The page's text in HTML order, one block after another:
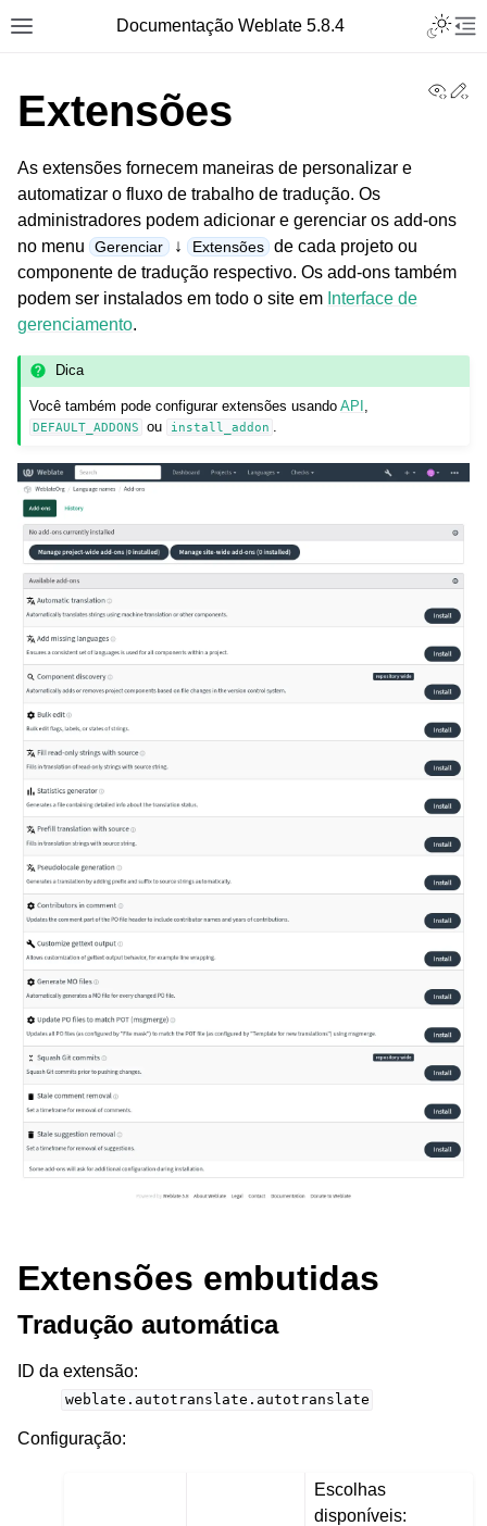
Toggle site navigation sidebar
Documentação Weblate 5.8.4 Toggle
navigation of Formatos de arquivos suportados
navigation of Instruções de configuração
Extensões
As extensões fornecem maneiras de personalizar e
automatizar o fluxo de trabalho de tradução. Os
administradores podem adicionar e gerenciar os add-ons
no menu
Gerenciar ↓ Extensões de cada projeto ou
componente de tradução respectivo. Os add-ons também
podem ser instalados em todo o site em Interface de
gerenciamento.
Dica
Você também pode configurar extensões usandoAPI
DEFAULT_ADDONS ou install_addon
Extensões embutidas
Tradução automática
ID da extensão:
weblate.autotranslate.autotranslate
Configuração:
Escolhas
disponíveis: